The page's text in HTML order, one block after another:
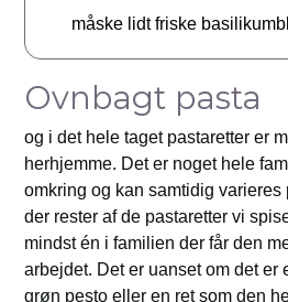
måske lidt friske
Ovnbagt pasta
og i det hele taget pastaretter er
herhjemme. Det er noget hele
omkring og kan samtidig varieres
der rester af de pastaretter vi
mindst én i familien der får den
arbejdet. Det er uanset om det er
grøn pesto eller en ret som den